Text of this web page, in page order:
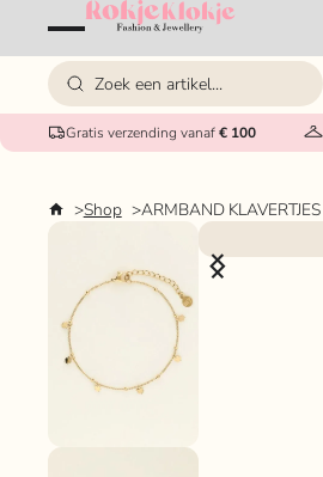
Gratis verzending vanaf€ 100
Shop